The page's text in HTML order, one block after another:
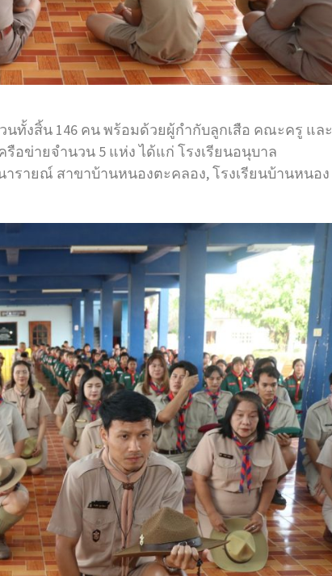
นทั้งสิ้น 146 คน พร้อมด้วยผู้กำกับลูกเสือ คณะครู และ
อข่ายจำนวน 5 แห่ง ได้แก่ โรงเรียนอนุบาล
รายณ์ สาขาบ้านหนองตะคลอง, โรงเรียนบ้านหนอง